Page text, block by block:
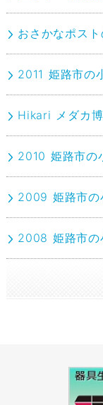
おさかなポス
2011 姫路市の
Hikari メダカ博
2010 姫路市の
2009 姫路市の
2008 姫路市の